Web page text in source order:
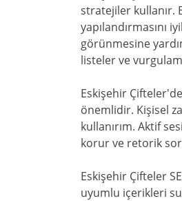
stratejiler kullanır.
yapılandırmasını
görünmesine
listeler ve
Eskişehir
önemlidir. Kişisel
kullanırım. Aktif
korur ve retorik
Eskişehir Çifteler
uyumlu içerikleri